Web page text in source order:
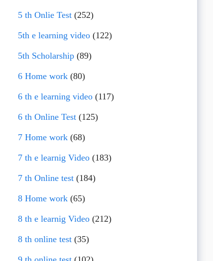
5 th Onlie Test(252)
5th e learning video(122)
5th Scholarship(89)
6 Home work(80)
6 th e learning video(117)
6 th Online Test(125)
7 Home work(68)
7 th e learnig Video(183)
7 th Online test(184)
8 Home work(65)
8 th e learnig Video(212)
8 th online test(35)